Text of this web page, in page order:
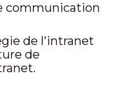
communication
de l'intranet
de
.